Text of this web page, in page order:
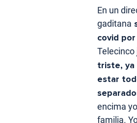
En un
gaditana
covid
Telecinco
triste, ya
estar
encima
familia.